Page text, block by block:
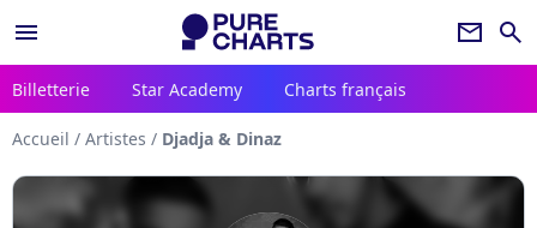
menu newsletter search
Billetterie Star Academy Charts français
Accueil / Artistes / Djadja & Dinaz